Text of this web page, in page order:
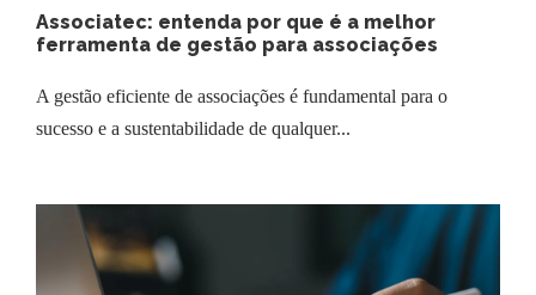
Associatec: entenda por que é a melhor
ferramenta de gestão para associações
A gestão eficiente de associações é fundamental para o
sucesso e a sustentabilidade de qualquer...